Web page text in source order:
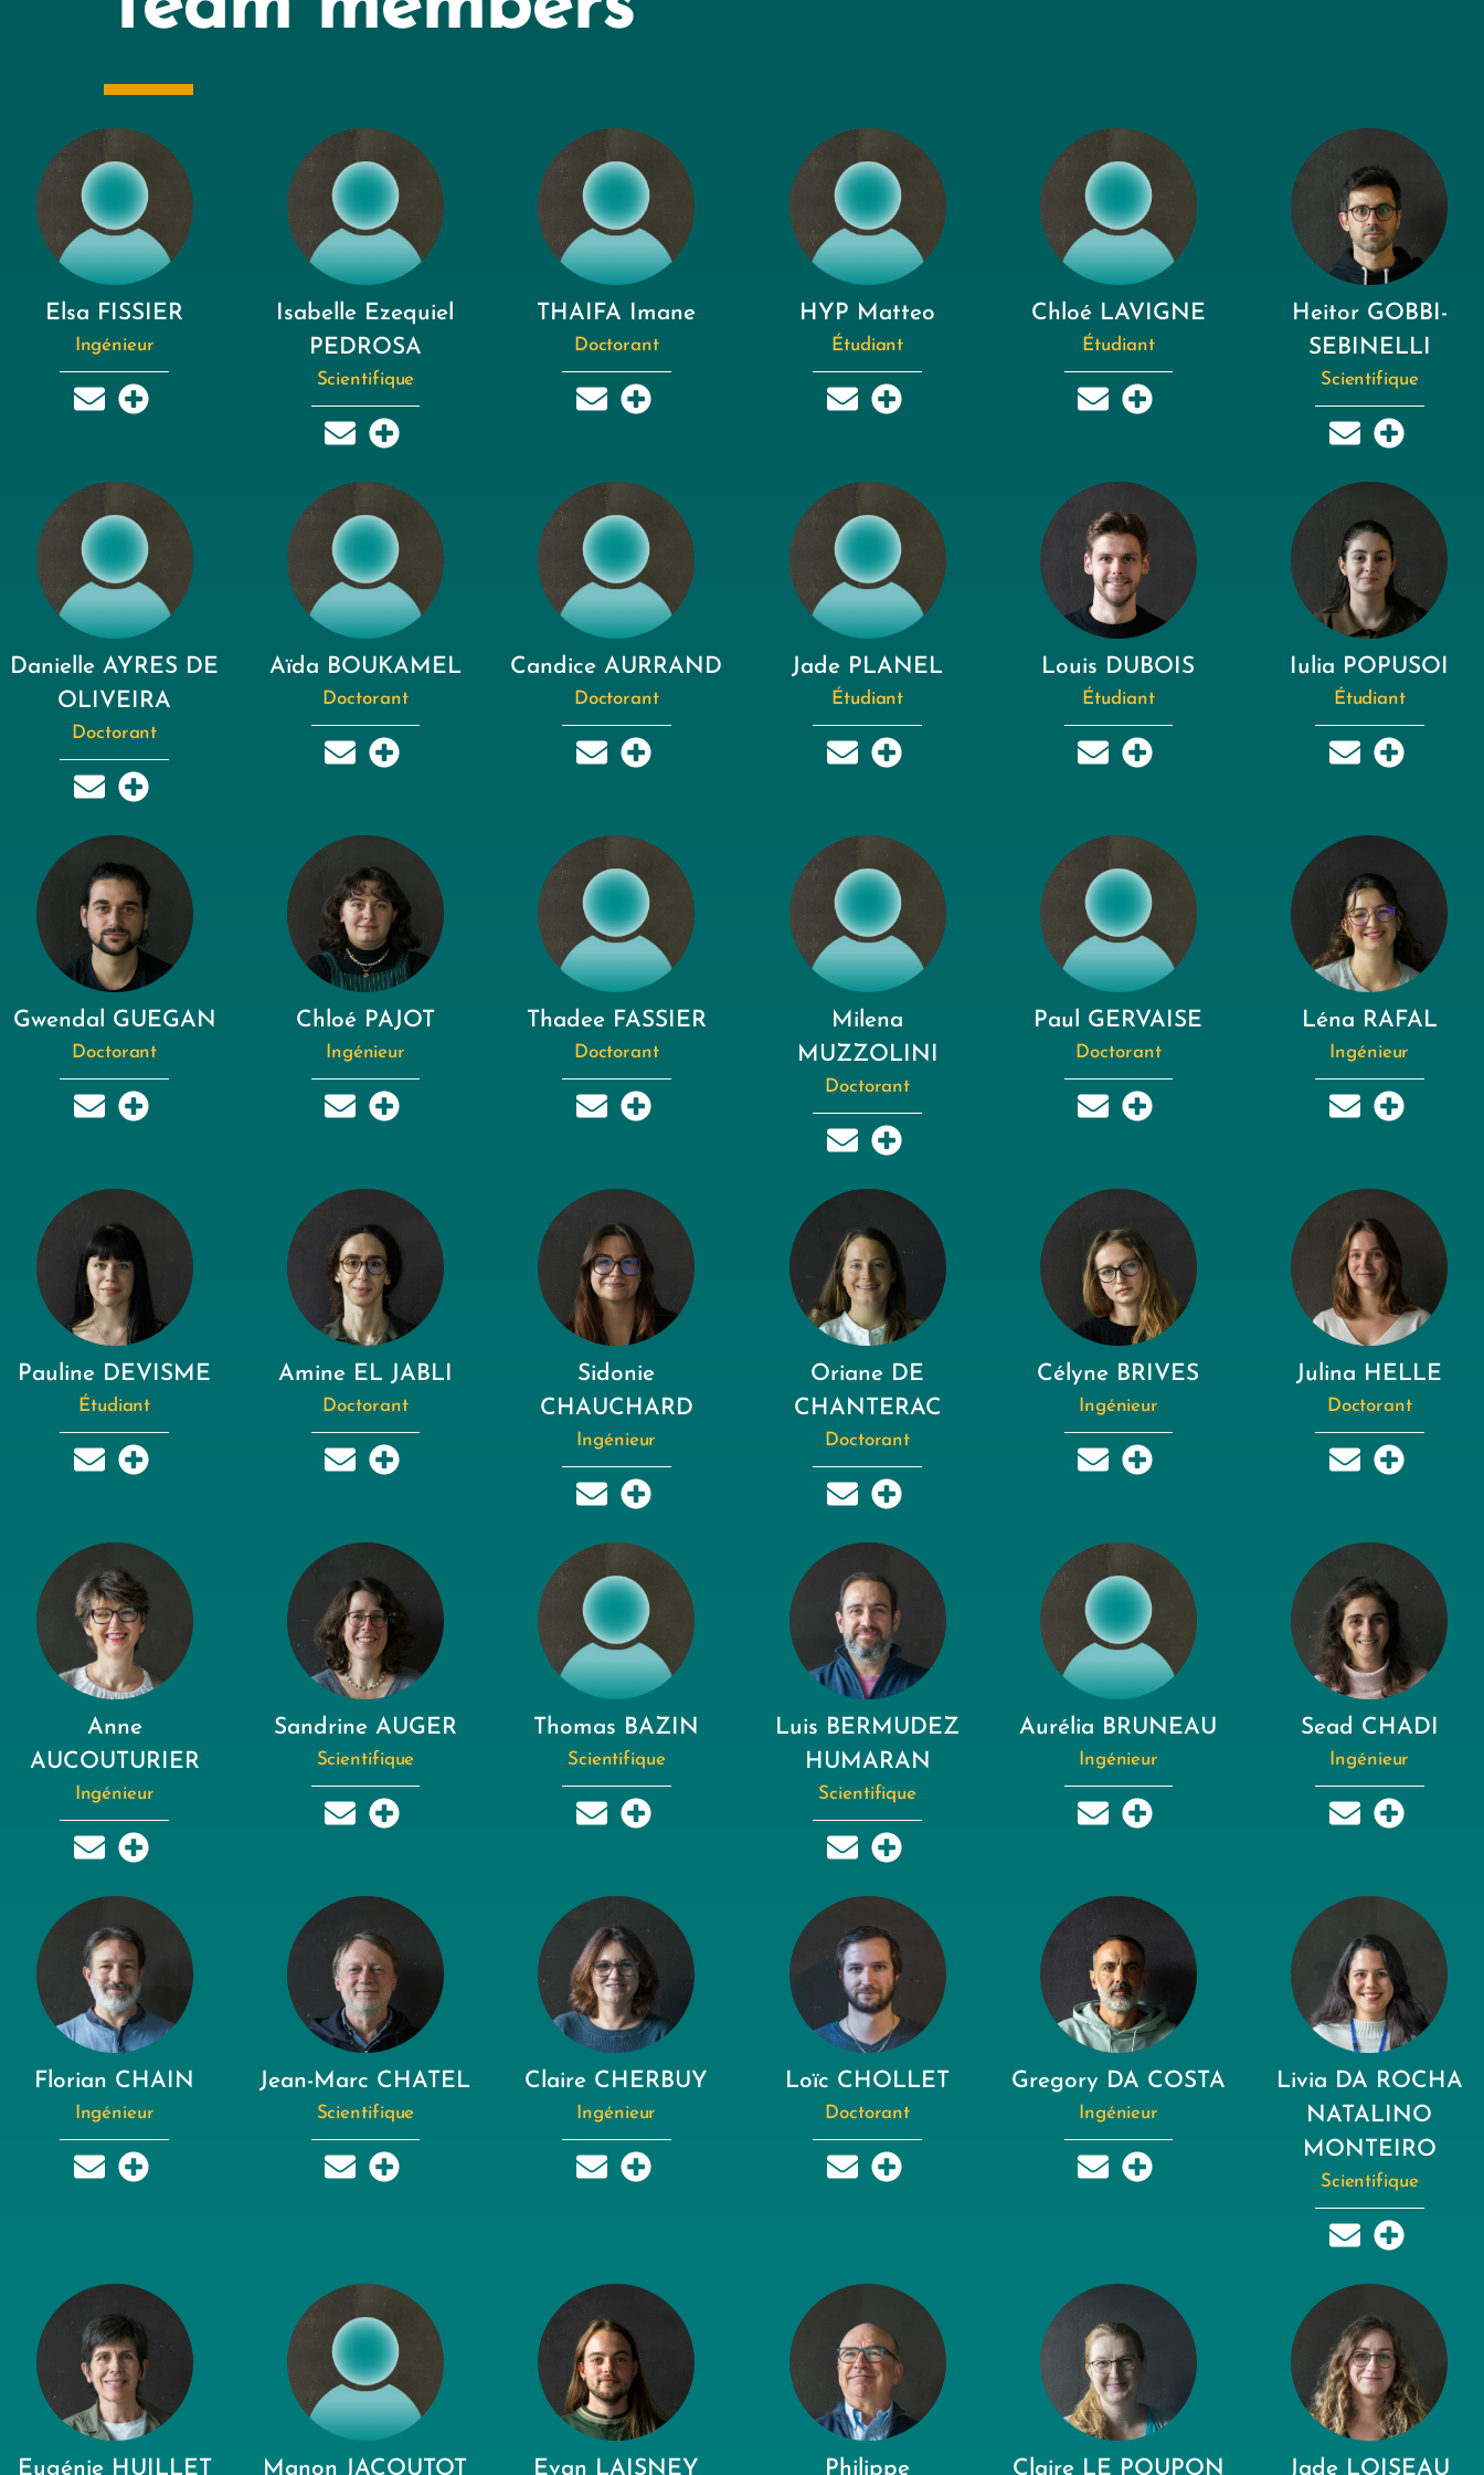
Elsa FISSIER
Ingénieur
Isabelle Ezequiel
PEDROSA
Scientifique
THAIFA Imane
Doctorant
HYP Matteo
Étudiant
Chloé LAVIGNE
Étudiant
Heitor GOBBI-
SEBINELLI
Scientifique
Danielle AYRES DE
OLIVEIRA
Doctorant
Aïda BOUKAMEL
Doctorant
Candice AURRAND
Doctorant
Jade PLANEL
Étudiant
Louis DUBOIS
Étudiant
Iulia POPUSOI
Étudiant
Gwendal GUEGAN
Doctorant
Chloé PAJOT
Ingénieur
Thadee FASSIER
Doctorant
Milena
MUZZOLINI
Doctorant
Paul GERVAISE
Doctorant
Léna RAFAL
Ingénieur
Pauline DEVISME
Étudiant
Amine EL JABLI
Doctorant
Sidonie
CHAUCHARD
Ingénieur
Oriane DE
CHANTERAC
Doctorant
Célyne BRIVES
Ingénieur
Julina HELLE
Doctorant
Anne
AUCOUTURIER
Ingénieur
Sandrine AUGER
Scientifique
Thomas BAZIN
Scientifique
Luis BERMUDEZ
HUMARAN
Scientifique
Aurélia BRUNEAU
Ingénieur
Sead CHADI
Ingénieur
Florian CHAIN
Ingénieur
Jean-Marc CHATEL
Scientifique
Claire CHERBUY
Ingénieur
Loïc CHOLLET
Doctorant
Gregory DA COSTA
Ingénieur
Livia DA ROCHA
NATALINO
MONTEIRO
Scientifique
Eugénie HUILLET Manon JACOUTOT Evan LAISNEY Philippe Claire LE POUPON Jade LOISEAU